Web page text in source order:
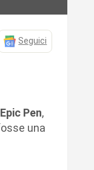
Seguici
Epic Pen,
una